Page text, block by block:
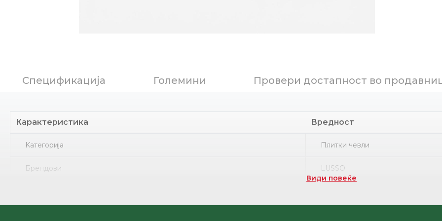
Спецификација Големини Провери достапност во
Карактеристика Вредност
Kатегорија Плитки чевли
Брендови LUSSO
Види повеќе